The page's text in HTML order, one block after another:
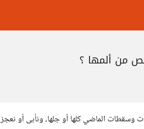
من ألمها ؟
الماضي كلها أو جلها، ونأبى أو نعجز